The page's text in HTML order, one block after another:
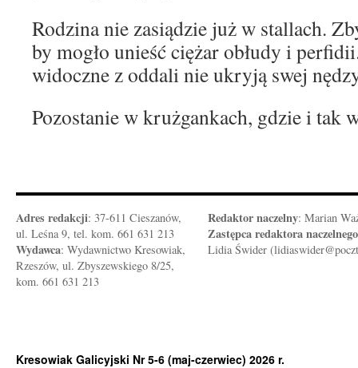
Rodzina nie zasiądzie już w stallach.
by mogło unieść ciężar obłudy i
widoczne z oddali nie ukryją swej
Pozostanie w krużgankach, gdzie i tak
Adres redakcji: 37-611 Cieszanów,
ul. Leśna 9, tel. kom. 661 631 213
Wydawca: Wydawnictwo Kresowiak,
Rzeszów, ul. Zbyszewskiego 8/25,
kom. 661 631 213
Redaktor naczelny: Marian
Zastępca redaktora naczelnego
Lidia Świder
Kresowiak Galicyjski Nr 5-6 (maj-czerwiec) 2026 r.